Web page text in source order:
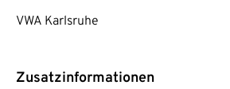
VWA Karlsruhe
Zusatzinformationen